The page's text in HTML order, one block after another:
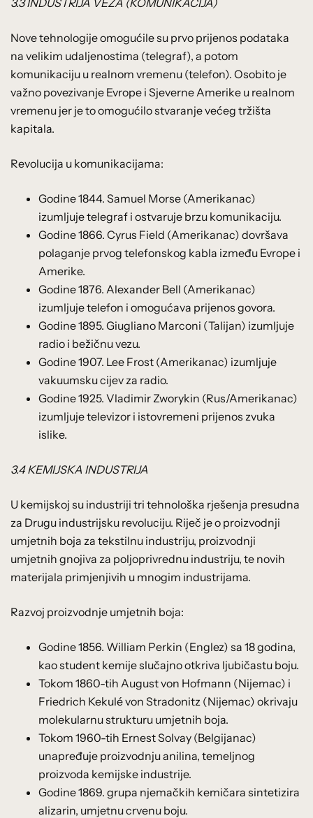
Nove tehnologije omogućile su prvo prijenos podataka
na velikim udaljenostima (telegraf), a potom
komunikaciju u realnom vremenu (telefon). Osobito je
važno povezivanje Evrope i Sjeverne Amerike u realnom
vremenu jer je to omogućilo stvaranje većeg tržišta
kapitala.
Revolucija u komunikacijama:
Godine 1844. Samuel Morse (Amerikanac)
izumljuje telegraf i ostvaruje brzu komunikaciju.
Godine 1866. Cyrus Field (Amerikanac) dovršava
polaganje prvog telefonskog kabla između Evrope i
Amerike.
Godine 1876. Alexander Bell (Amerikanac)
izumljuje telefon i omogućava prijenos govora.
Godine 1895. Giugliano Marconi (Talijan) izumljuje
radio i bežičnu vezu.
Godine 1907. Lee Frost (Amerikanac) izumljuje
vakuumsku cijev za radio.
Godine 1925. Vladimir Zworykin (Rus/Amerikanac)
izumljuje televizor i istovremeni prijenos zvuka
islike.
3.4 KEMIJSKA INDUSTRIJA
U kemijskoj su industriji tri tehnološka rješenja presudna
za Drugu industrijsku revoluciju. Riječ je o proizvodnji
umjetnih boja za tekstilnu industriju, proizvodnji
umjetnih gnojiva za poljoprivrednu industriju, te novih
materijala primjenjivih u mnogim industrijama.
Razvoj proizvodnje umjetnih boja:
Godine 1856. William Perkin (Englez) sa 18 godina,
kao student kemije slučajno otkriva ljubičastu boju.
Tokom 1860-tih August von Hofmann (Nijemac) i
Friedrich Kekulé von Stradonitz (Nijemac) okrivaju
molekularnu strukturu umjetnih boja.
Tokom 1960-tih Ernest Solvay (Belgijanac)
unapređuje proizvodnju anilina, temeljnog
proizvoda kemijske industrije.
Godine 1869. grupa njemačkih kemičara sintetizira
alizarin, umjetnu crvenu boju.